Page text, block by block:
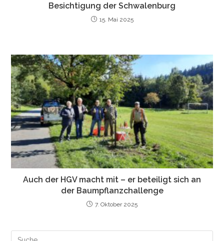
Besichtigung der Schwalenburg
15. Mai 2025
Auch der HGV macht mit – er beteiligt sich an
der Baumpflanzchallenge
7. Oktober 2025
Search